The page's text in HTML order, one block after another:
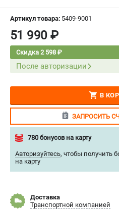
МАГАЗИНЫ
ИЗБРАННОЕ
СРАВНЕНИЕ ( 0 )
Сервисный центр
Политика обработки
О компании
Артикул товара: 5409-9001
51 990 ₽
Скидка 2 598 ₽
После авторизации
В
ЗАПРОСИТЬ
780 бонусов на карту
Авторизуйтесь, чтобы получить
на карту
Доставка
Транспортной компанией